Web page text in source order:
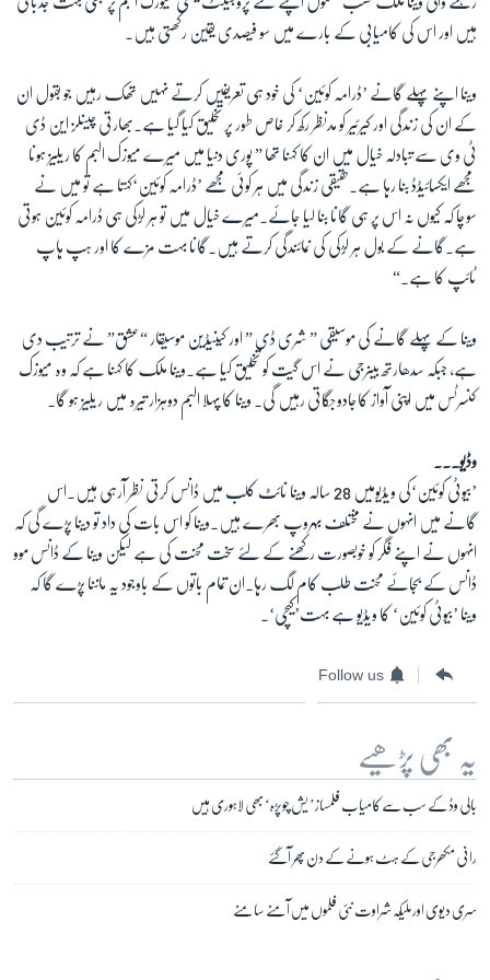
ہیں اور اس کی کامیابی کے بارے میں سو فیصدی یقین رکھتی ہیں۔
وینا اپنے پہلے گانے ’ڈرامہ کوئین‘ کی خود ہی تعریفیں کرتے نہیں تھک رہیں جو بقول ان
کے ان کی زندگی اور کیرئیر کو مدنظر رکھ کر خاص طور پر تخلیق کیا گیا ہے۔بھارتی چینلز این ڈی
ٹی وی سے تبادلہ خیال میں ان کا کہنا تھا ” پوری دنیا میں میرے میوزک البم کا ریلیز ہونا
مجھے ایکسائیڈڈ بنا رہا ہے۔حقیقی زندگی میں ہر کوئی مجھے ’ڈرامہ کوئین‘کہتا ہے تو میں نے
سوچا کہ کیوں نہ اس پر ہی گانا بنا لیا جائے۔میرے خیال میں تو ہر لڑکی ہی ڈرامہ کوئین ہوتی
ہے۔گانے کے بول ہر لڑکی کی نمائندگی کرتے ہیں۔گانا بہت مزے کا اور ہپ ہاپ
ٹائپ کا ہے۔ “
وینا کے پہلے گانے کی موسیقی ” شری ڈی ” اور کینیڈین موسیقار “عشق” نے ترتیب دی
ہے، جبکہ سدھارتھ بینرجی نے اس گیت کو تخلیق کیا ہے۔وینا ملک کا کہنا ہے کہ وہ میوزک
کنسرٹس میں اپنی آواز کاجادوجگاتی رہیں گی۔ وینا کا پہلا البم دوہزار تیرہ میں ریلیز ہو گا۔
وڈیو۔۔۔
’
بیوٹی کوئین‘کی ویڈیومیں 28 سالہ وینا نائٹ کلب میں ڈانس کرتی نظر آرہی ہیں۔اس
گانے میں انہوں نے مختلف بہروپ بھرے ہیں۔وینا کو اس بات کی داد تو دینا پڑے گی کہ
انہوں نے اپنے فگر کو خوبصورت رکھنے کے لئے سخت محنت کی ہے لیکن وینا کے ڈانس موو
ڈانس کے بجائے محنت طلب کام لگ رہا۔ان تمام باتوں کے باوجود یہ ماننا پڑے گا کہ
وینا ’بیوٹی کوئین‘ کا ویڈیو ہے بہت’کیچی‘۔
Follow us
یہ بھی پڑھیے
بالی وڈ کے سب سے کامیاب فلمساز’ یش چوپڑہ‘ بھی لاہوری ہیں
رانی مکھرجی کے ہٹ ہونے کے دن پھر آگئے
سری دیوی اور ملیکہ شراوت نئی فلموں میں آمنے سامنے